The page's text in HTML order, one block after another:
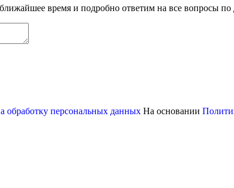
время и подробно ответим на все вопросы
обработку персональных данных На основании